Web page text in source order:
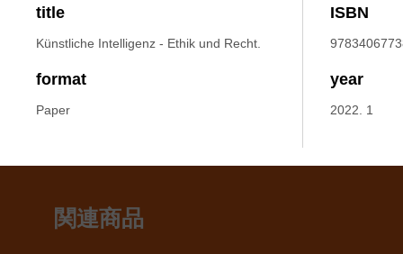
title
Künstliche Intelligenz - Ethik und Recht.
ISBN
format
Paper
year
2022. 1
関連商品